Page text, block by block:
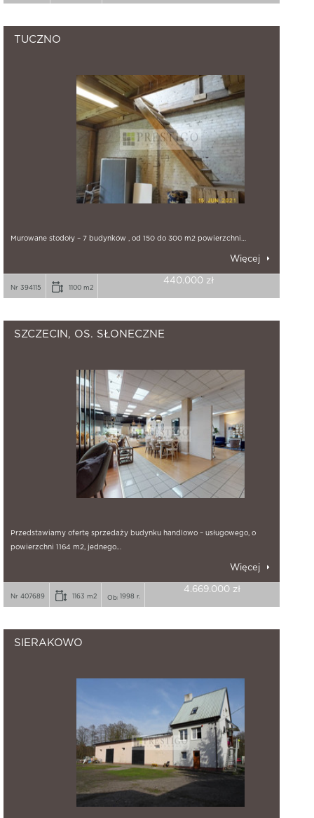
TUCZNO
Murowane stodoły – 7 budynków , od 150 do 300 m2 powierzchni…
Więcej
Nr 394115 1100 m2
440.000 zł
SZCZECIN, OS. SŁONECZNE
Przedstawiamy ofertę sprzedaży budynku handlowo – usługowego, o
powierzchni 1164 m2, jednego…
Więcej
Nr 407689 1163 m2 1998 r.
4.669.000 zł
SIERAKOWO